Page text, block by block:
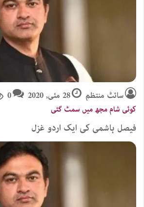
سائٹ منتظم 28 مئی, 2020 0
کوئی شام مجھ میں سمٹ گئی
فیصل ہاشمی کی ایک اردو غزل